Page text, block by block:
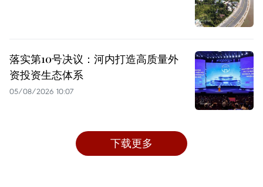
落实第10号决议：河内打造高质量外
资投资生态体系
05/08/2026 10:07
下载更多